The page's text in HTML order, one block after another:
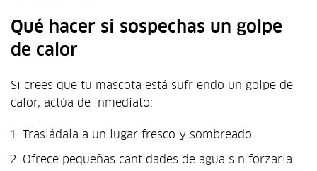
Qué hacer si sospechas un golpe
de calor
Si crees que tu mascota está sufriendo un golpe de
calor, actúa de inmediato:
Trasládala a un lugar fresco y sombreado.
Ofrece pequeñas cantidades de agua sin forzarla.